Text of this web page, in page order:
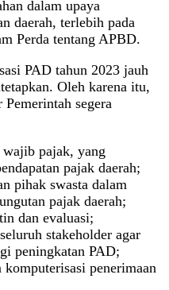
dalam upaya
daerah, terlebih pada
Perda tentang APBD.
PAD tahun 2023 jauh
Oleh karena itu,
segera
wajib pajak, yang
pajak daerah;
pihak swasta dalam
pajak daerah;
dan evaluasi;
stakeholder agar
peningkatan PAD;
penerimaan